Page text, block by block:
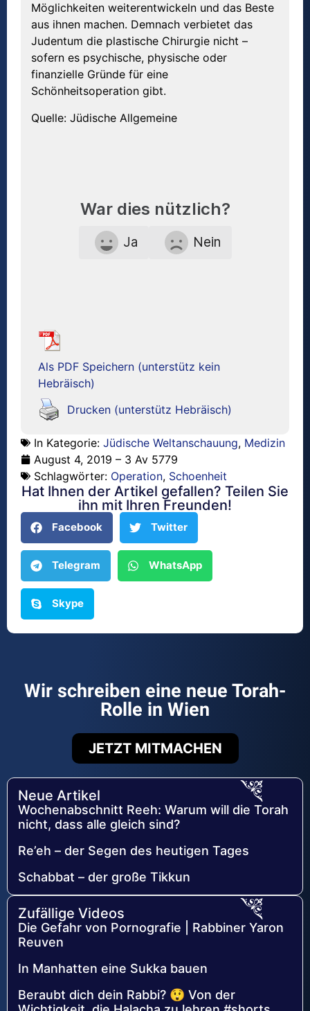
Möglichkeiten weiterentwickeln und das Beste
aus ihnen machen. Demnach verbietet das
Judentum die plastische Chirurgie nicht –
sofern es psychische, physische oder
finanzielle Gründe für eine
Schönheitsoperation gibt.
Quelle: Jüdische Allgemeine
War dies nützlich?
Ja Nein
Als PDF Speichern (unterstütz kein
Hebräisch)
Drucken (unterstütz Hebräisch)
In Kategorie: Jüdische Weltanschauung, Medizin
August 4, 2019 – 3 Av 5779
Schlagwörter: Operation, Schoenheit
Hat Ihnen der Artikel gefallen? Teilen Sie
ihn mit Ihren Freunden!
Facebook Twitter
Telegram WhatsApp
Skype
Wir schreiben eine neue Torah-
Rolle in Wien
JETZT MITMACHEN
Neue Artikel
Wochenabschnitt Reeh: Warum will die Torah
nicht, dass alle gleich sind?
Re’eh – der Segen des heutigen Tages
Schabbat – der große Tikkun
Zufällige Videos
Die Gefahr von Pornografie | Rabbiner Yaron
Reuven
In Manhatten eine Sukka bauen
Beraubt dich dein Rabbi? 😲 Von der